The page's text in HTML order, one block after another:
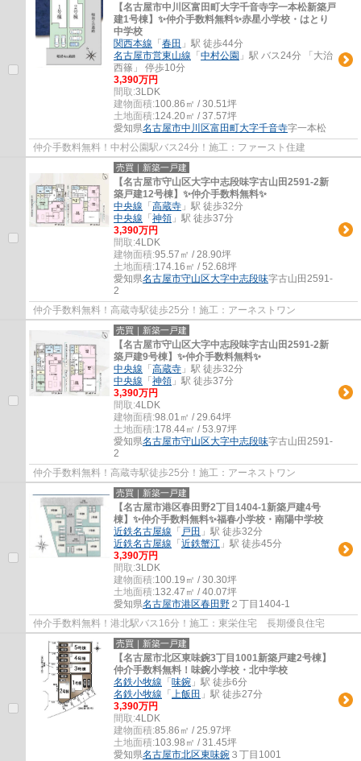
【名古屋市中川区富田町大字千音寺字一本松新築戸
建1号棟】✨️仲介手数料無料✨️赤星小学校・はとり
中学校
関西本線 「 春田 」駅 徒歩44分
名古屋市営東山線 「 中村公園 」駅 バス24分 「大治
西篠」 停歩10分
3,390万円
間取:3LDK
建物面積:100.86㎡ / 30.51坪
土地面積:124.20㎡ / 37.57坪
愛知県名古屋市中川区富田町大字千音寺字一本松
仲介手数料無料！中村公園駅バス24分！施工：ファースト住建
売買｜新築一戸建
【名古屋市守山区大字中志段味字古山田2591-2新
築戸建12号棟】✨️仲介手数料無料✨️
中央線 「 高蔵寺 」駅 徒歩32分
中央線 「 神領 」駅 徒歩37分
3,390万円
間取:4LDK
建物面積:95.57㎡ / 28.90坪
土地面積:174.16㎡ / 52.68坪
愛知県名古屋市守山区大字中志段味字古山田2591-
2
仲介手数料無料！高蔵寺駅徒歩25分！施工：アーネストワン
売買｜新築一戸建
【名古屋市守山区大字中志段味字古山田2591-2新
築戸建9号棟】✨️仲介手数料無料✨️
中央線 「 高蔵寺 」駅 徒歩32分
中央線 「 神領 」駅 徒歩37分
3,390万円
間取:4LDK
建物面積:98.01㎡ / 29.64坪
土地面積:178.44㎡ / 53.97坪
愛知県名古屋市守山区大字中志段味字古山田2591-
2
仲介手数料無料！高蔵寺駅徒歩25分！施工：アーネストワン
売買｜新築一戸建
【名古屋市港区春田野2丁目1404-1新築戸建4号
棟】✨️仲介手数料無料✨️福春小学校・南陽中学校
近鉄名古屋線 「 戸田 」駅 徒歩32分
近鉄名古屋線 「 近鉄蟹江 」駅 徒歩45分
3,390万円
間取:3LDK
建物面積:100.19㎡ / 30.30坪
土地面積:132.47㎡ / 40.07坪
愛知県名古屋市港区春田野 ２丁目1404-1
仲介手数料無料！港北駅バス16分！施工：東栄住宅 長期優良住宅
売買｜新築一戸建
【名古屋市北区東味鋺3丁目1001新築戸建2号棟】
仲介手数料無料！味鋺小学校・北中学校
名鉄小牧線 「 味鋺 」駅 徒歩6分
名鉄小牧線 「 上飯田 」駅 徒歩27分
3,390万円
間取:4LDK
建物面積:85.86㎡ / 25.97坪
土地面積:103.98㎡ / 31.45坪
愛知県名古屋市北区東味鋺 ３丁目1001